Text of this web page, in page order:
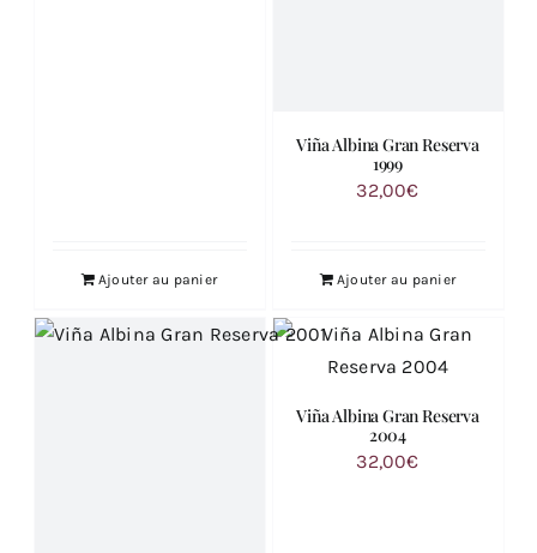
Ajouter au panier
Viña Albina Gran Reserva
1999
32,00€
Ajouter au panier
Viña Albina Gran Reserva
2004
32,00€